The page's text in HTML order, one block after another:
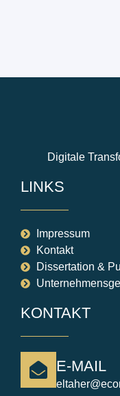
Digitale
LINKS
Impressum
Kontakt
Dissertation &
KONTAKT
E-MAIL